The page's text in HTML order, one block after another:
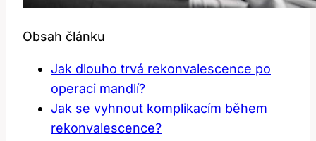
Obsah článku
Jak dlouho trvá rekonvalescence po
operaci mandlí?
Jak se vyhnout komplikacím během
rekonvalescence?